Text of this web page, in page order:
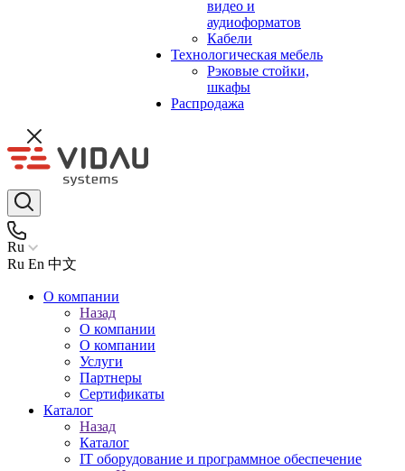
видео и
аудиоформатов
Кабели
Технологическая мебель
Рэковые стойки,
шкафы
Распродажа
Ru
Ru En 中文
О компании
Назад
О компании
О компании
Услуги
Партнеры
Сертификаты
Каталог
Назад
Каталог
IT оборудование и программное обеспечение